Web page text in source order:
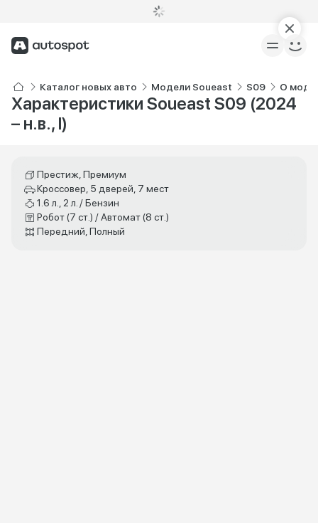
Каталог новых авто Модели Soueast S09 О
Характеристики Soueast S09 (2024
– н.в., I)
Престиж, Премиум
Кроссовер, 5 дверей, 7 мест
1.6 л., 2 л. / Бензин
Робот (7 ст.) / Автомат (8 ст.)
Передний, Полный